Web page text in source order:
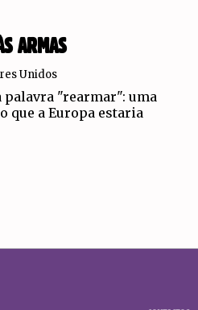
ARMAS
Unidos
palavra "rearmar": uma
que a Europa estaria